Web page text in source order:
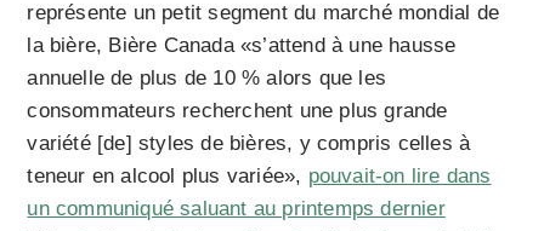
représente un petit segment du marché mondial de
la bière, Bière Canada «s’attend à une hausse
annuelle de plus de 10 % alors que les
consommateurs recherchent une plus grande
variété [de] styles de bières, y compris celles à
teneur en alcool plus variée», pouvait-on lire dans
un communiqué saluant au printemps dernier